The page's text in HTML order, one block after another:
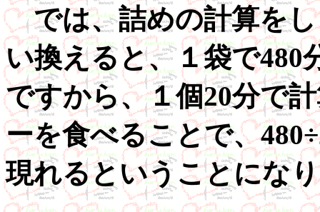
では、詰めの計算をし
い換えると、１袋で480
ですから、１個20分で
ーを食べることで、
現れるということにな